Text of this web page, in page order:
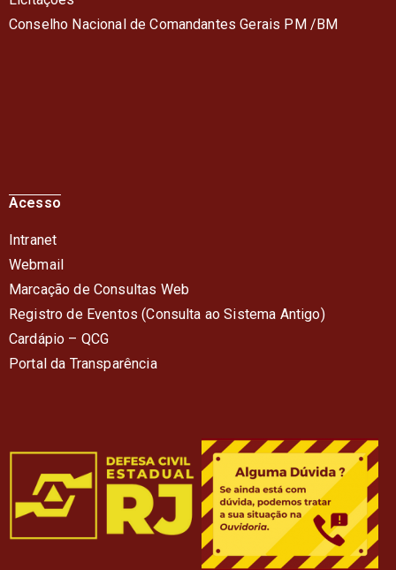
Conselho Nacional de Comandantes Gerais PM /BM
Acesso
Intranet
Webmail
Marcação de Consultas Web
Registro de Eventos (Consulta ao Sistema Antigo)
Cardápio – QCG
Portal da Transparência